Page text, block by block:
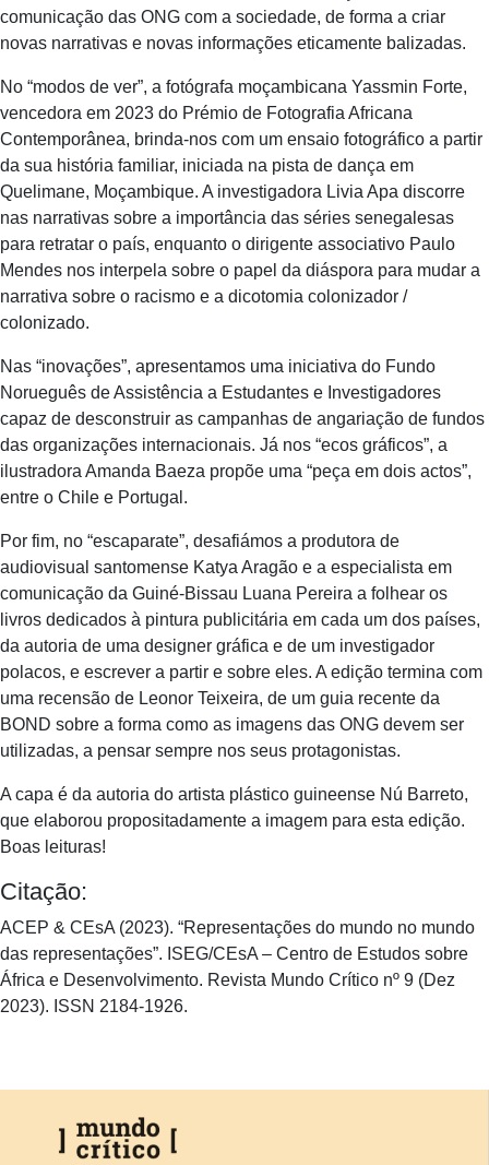
comunicação das ONG com a sociedade, de forma a criar
novas narrativas e novas informações eticamente balizadas.
No “modos de ver”, a fotógrafa moçambicana Yassmin Forte,
vencedora em 2023 do Prémio de Fotografia Africana
Contemporânea, brinda-nos com um ensaio fotográfico a partir
da sua história familiar, iniciada na pista de dança em
Quelimane, Moçambique. A investigadora Livia Apa discorre
nas narrativas sobre a importância das séries senegalesas
para retratar o país, enquanto o dirigente associativo Paulo
Mendes nos interpela sobre o papel da diáspora para mudar a
narrativa sobre o racismo e a dicotomia colonizador /
colonizado.
Nas “inovações”, apresentamos uma iniciativa do Fundo
Norueguês de Assistência a Estudantes e Investigadores
capaz de desconstruir as campanhas de angariação de fundos
das organizações internacionais. Já nos “ecos gráficos”, a
ilustradora Amanda Baeza propõe uma “peça em dois actos”,
entre o Chile e Portugal.
Por fim, no “escaparate”, desafiámos a produtora de
audiovisual santomense Katya Aragão e a especialista em
comunicação da Guiné-Bissau Luana Pereira a folhear os
livros dedicados à pintura publicitária em cada um dos países,
da autoria de uma designer gráfica e de um investigador
polacos, e escrever a partir e sobre eles. A edição termina com
uma recensão de Leonor Teixeira, de um guia recente da
BOND sobre a forma como as imagens das ONG devem ser
utilizadas, a pensar sempre nos seus protagonistas.
A capa é da autoria do artista plástico guineense Nú Barreto,
que elaborou propositadamente a imagem para esta edição.
Boas leituras!
Citação:
ACEP & CEsA (2023). “Representações do mundo no mundo
das representações”. ISEG/CEsA – Centro de Estudos sobre
África e Desenvolvimento. Revista Mundo Crítico nº 9 (Dez
2023). ISSN 2184-1926.